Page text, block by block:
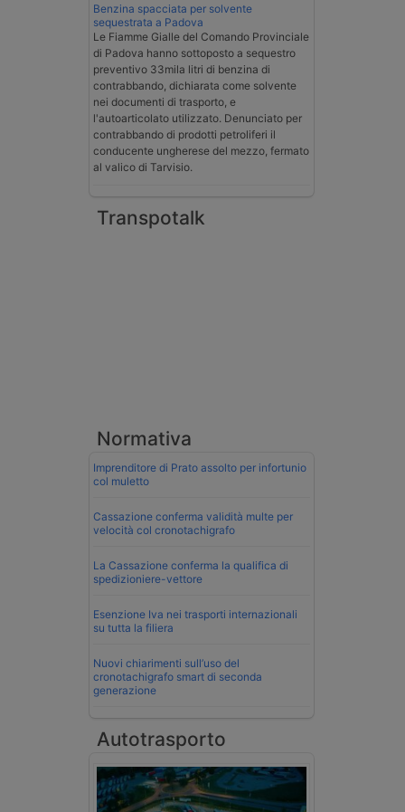
Benzina spacciata per solvente
sequestrata a Padova
Le Fiamme Gialle del Comando Provinciale
di Padova hanno sottoposto a sequestro
preventivo 33mila litri di benzina di
contrabbando, dichiarata come solvente
nei documenti di trasporto, e
l'autoarticolato utilizzato. Denunciato per
contrabbando di prodotti petroliferi il
conducente ungherese del mezzo, fermato
al valico di Tarvisio.
Transpotalk
Normativa
Imprenditore di Prato assolto per infortunio
col muletto
Cassazione conferma validità multe per
velocità col cronotachigrafo
La Cassazione conferma la qualifica di
spedizioniere-vettore
Esenzione Iva nei trasporti internazionali
su tutta la filiera
Nuovi chiarimenti sull’uso del
cronotachigrafo smart di seconda
generazione
Autotrasporto